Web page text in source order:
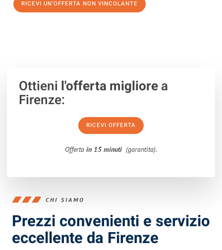
RICEVI UN'OFFERTA NON VINCOLANTE
Ottieni l'offerta migliorea
Firenze:
RICEVI OFFERTA
Offerta in 15 minuti (garantita).
CHI SIAMO
Prezzi convenienti e servizio
eccellente da Firenze